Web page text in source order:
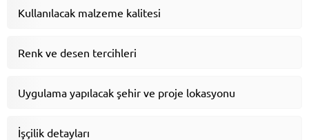
Kullanılacak malzeme kalitesi
Renk ve desen tercihleri
Uygulama yapılacak şehir ve proje lokasyonu
İşçilik detayları